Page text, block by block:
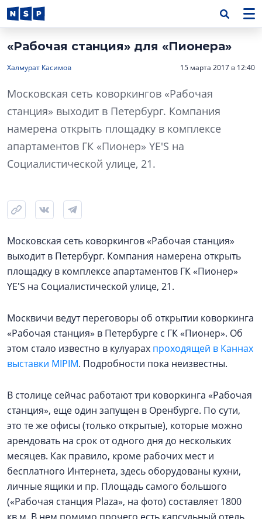
«Рабочая станция» для «Пионера»
Халмурат Касимов 15 марта 2017 в 12:40
Московская сеть коворкингов «Рабочая
станция» выходит в Петербург. Компания
намерена открыть площадку в комплексе
апартаментов ГК «Пионер» YE'S на
Социалистической улице, 21.
Московская сеть коворкингов «Рабочая станция»
выходит в Петербург. Компания намерена открыть
площадку в комплексе апартаментов ГК «Пионер»
YE'S на Социалистической улице, 21.
Москвичи ведут переговоры об открытии коворкинга
«Рабочая станция» в Петербурге с ГК «Пионер». Об
этом стало известно в кулуарах проходящей в Каннах
выставки MIPIM. Подробности пока неизвестны.
В столице сейчас работают три коворкинга «Рабочая
станция», еще один запущен в Оренбурге. По сути,
это те же офисы (только открытые), которые можно
арендовать на срок от одного дня до нескольких
месяцев. Как правило, кроме рабочих мест и
бесплатного Интернета, здесь оборудованы кухни,
личные ящики и пр. Площадь самого большого
(«Рабочая станция Plaza», на фото) составляет 1800